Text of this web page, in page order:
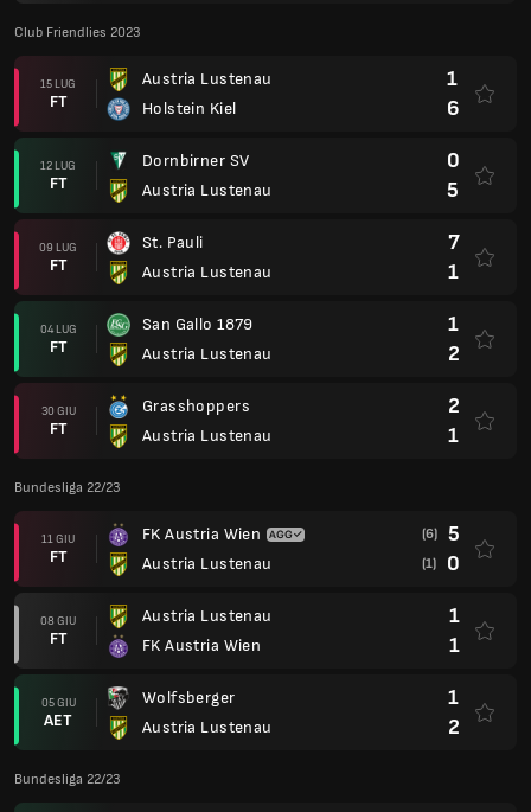
Club Friendlies 2023
15 LUG
FT
Austria Lustenau
Holstein Kiel
1
6
12 LUG
FT
Dornbirner SV
Austria Lustenau
0
5
09 LUG
FT
St. Pauli
Austria Lustenau
7
1
04 LUG
FT
San Gallo 1879
Austria Lustenau
1
2
30 GIU
FT
Grasshoppers
Austria Lustenau
2
1
Bundesliga 22/23
11 GIU
FT
FK Austria Wien
Austria Lustenau
(6) 5
(1) 0
08 GIU
FT
Austria Lustenau
FK Austria Wien
1
1
05 GIU
AET
Wolfsberger
Austria Lustenau
1
2
Bundesliga 22/23